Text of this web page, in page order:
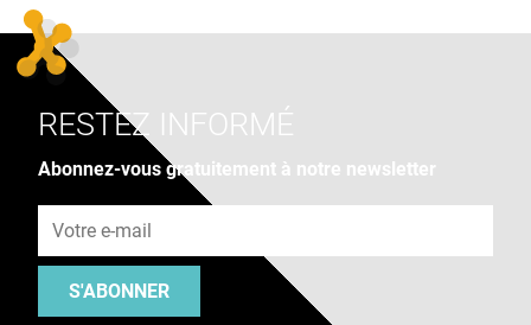
RESTEZ INFORMÉ
Abonnez-vous gratuitement à notre newsletter
S'ABONNER